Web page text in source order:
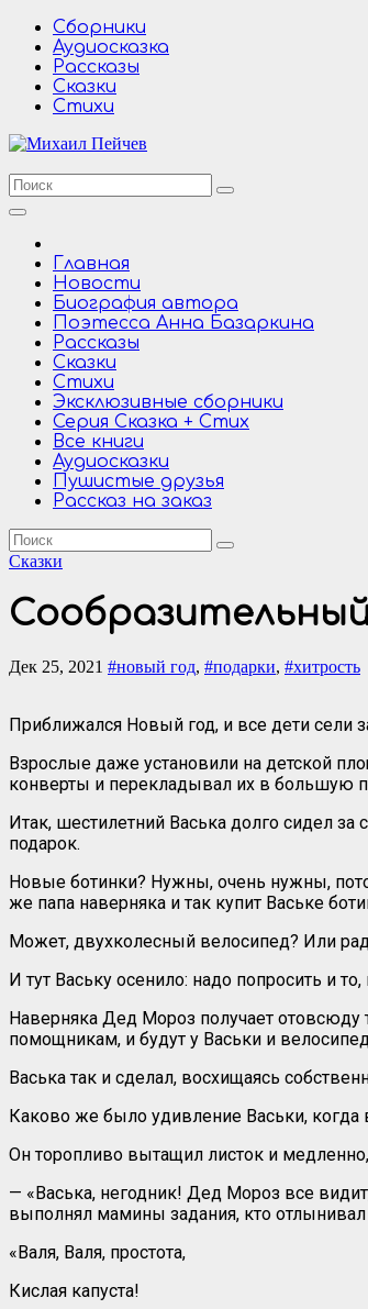
Перейти
содержимому
Сборники
Аудиосказка
Рассказы
Сказки
Стихи
Главная
Новости
Биография автора
Поэтесса Анна Базаркина
Рассказы
Сказки
Стихи
Эксклюзивные сборники
Серия Сказка + Стих
Все книги
Аудиосказки
Пушистые друзья
Рассказ на заказ
Сказки
Дек 25, 2021 #новый год, #подарки, #хитрость
Приближался Новый год, и все дети сели
Взрослые даже установили на детской
конверты и перекладывал их в большую
Итак, шестилетний Васька долго сидел
подарок.
Новые ботинки? Нужны, очень нужны,
же папа наверняка и так купит Ваське
Может, двухколесный велосипед? Или
И тут Ваську осенило: надо попросить и
Наверняка Дед Мороз получает отовсюду
помощникам, и будут у Васьки и
Васька так и сделал, восхищаясь
Каково же было удивление Васьки, когда
Он торопливо вытащил листок и медленно,
— «Васька, негодник! Дед Мороз все
выполнял мамины задания, кто
«Валя, Валя, простота,
Кислая капуста!